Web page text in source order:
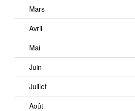
Mars
Avril
Mai
Juin
Juillet
Août